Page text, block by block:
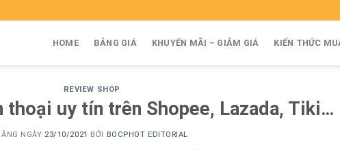
HOME BẢNG GIÁ KHUYẾN MÃI – GIẢM GIÁ KIẾN THỨC
REVIEW SHOP
thoại uy tín trên Shopee, Lazada, Tiki…
NGÀY 23/10/2021 BỞI BOCPHOT EDITORIAL